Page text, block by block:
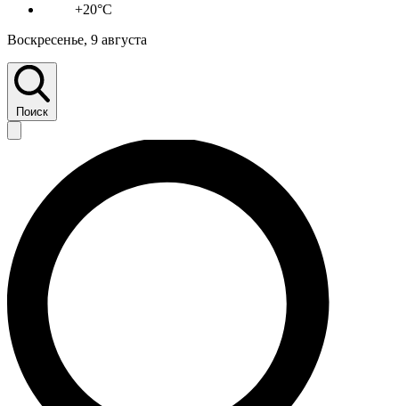
+20°C
Воскресенье, 9 августа
Поиск